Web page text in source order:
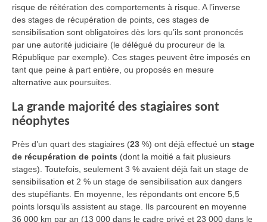
risque de réitération des comportements à risque. A l’inverse
des stages de récupération de points, ces stages de
sensibilisation sont obligatoires dès lors qu’ils sont prononcés
par une autorité judiciaire (le délégué du procureur de la
République par exemple). Ces stages peuvent être imposés en
tant que peine à part entière, ou proposés en mesure
alternative aux poursuites.
La grande majorité des stagiaires sont
néophytes
Près d’un quart des stagiaires (23 %) ont déjà effectué un stage
de récupération de points (dont la moitié a fait plusieurs
stages). Toutefois, seulement 3 % avaient déjà fait un stage de
sensibilisation et 2 % un stage de sensibilisation aux dangers
des stupéfiants. En moyenne, les répondants ont encore 5,5
points lorsqu’ils assistent au stage. Ils parcourent en moyenne
36 000 km par an (13 000 dans le cadre privé et 23 000 dans le